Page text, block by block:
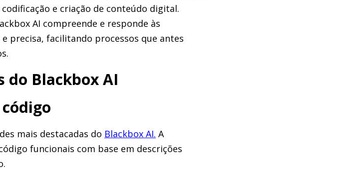
e criação de conteúdo digital.
AI compreende e responde às
precisa, facilitando processos que antes
do Blackbox AI
mais destacadas do Blackbox AI. A
funcionais com base em descrições